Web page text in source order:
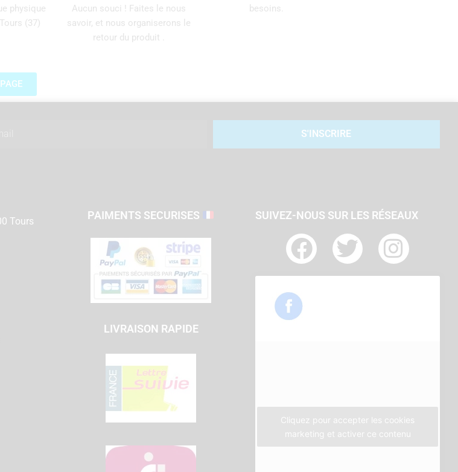
physique
(37)
Aucun souci ! Faites le nous
savoir, et nous organiserons le
retour du produit .
besoins.
S'INSCRIRE
Tours
PAIMENTS SECURISES
LIVRAISON RAPIDE
SUIVEZ-NOUS SUR LES RÉSEAUX
F
a
e
T
w
I
n
m
Cliquez pour accepter les cookies
marketing et activer ce contenu